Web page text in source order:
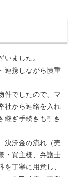
ました。
連携しながら慎重
件でしたので、マ
社から連絡を入れ
継ぎ手続きも引き
決済金の流れ（売
・買主様、弁護士
丁寧に用意し、